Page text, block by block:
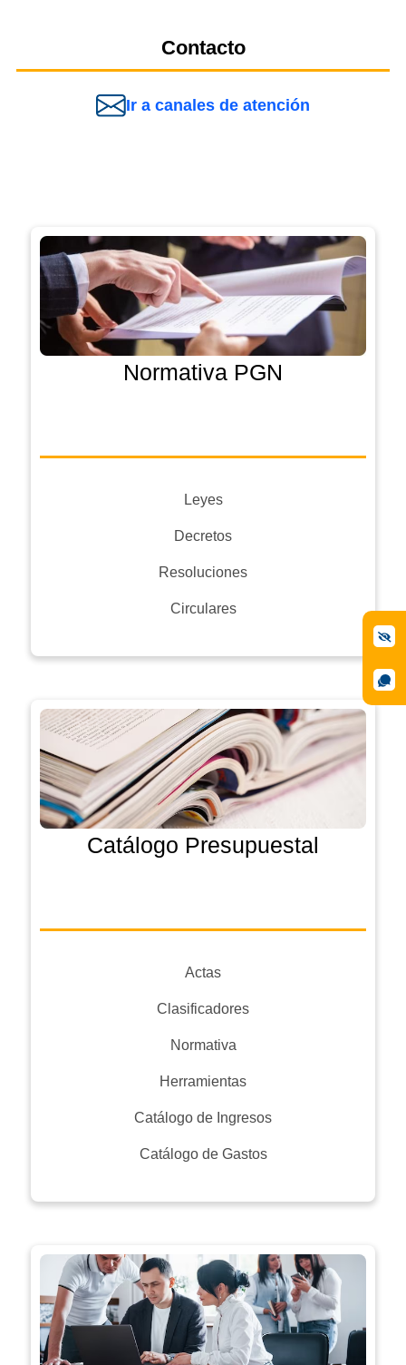
Contacto
Ir a canales de atención
Normativa PGN
Leyes
Decretos
Resoluciones
Circulares
Catálogo Presupuestal
Actas
Clasificadores
Normativa
Herramientas
Catálogo de Ingresos
Catálogo de Gastos